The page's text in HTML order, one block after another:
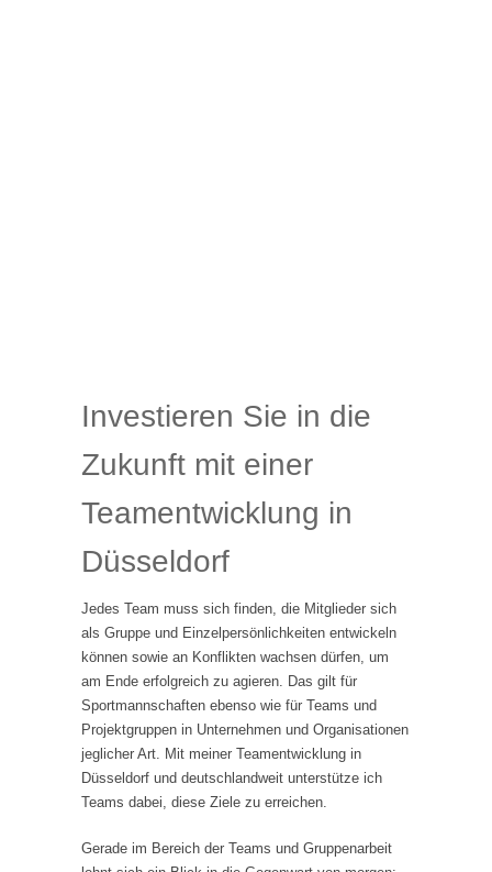
Investieren Sie in die
Zukunft mit einer
Teamentwicklung in
Düsseldorf
Jedes Team muss sich finden, die Mitglieder sich
als Gruppe und Einzelpersönlichkeiten entwickeln
können sowie an Konflikten wachsen dürfen, um
am Ende erfolgreich zu agieren. Das gilt für
Sportmannschaften ebenso wie für Teams und
Projektgruppen in Unternehmen und Organisationen
jeglicher Art. Mit meiner Teamentwicklung in
Düsseldorf und deutschlandweit unterstütze ich
Teams dabei, diese Ziele zu erreichen.
Gerade im Bereich der Teams und Gruppenarbeit